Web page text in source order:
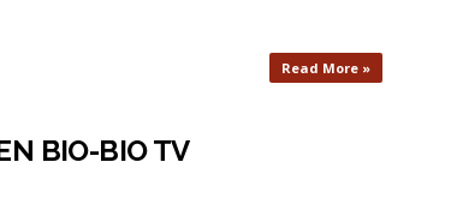
Read More »
BIO-BIO TV